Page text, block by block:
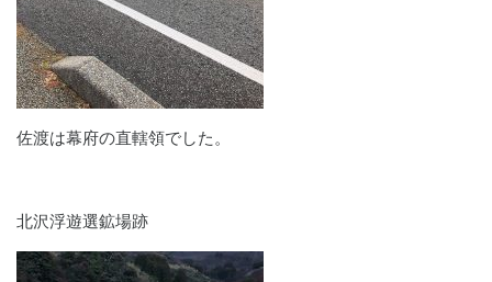
佐渡は幕府の直轄領でした。
北沢浮遊選鉱場跡